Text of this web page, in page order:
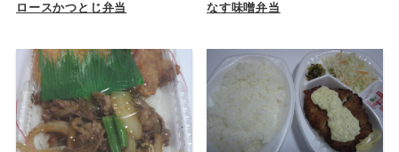
ロースかつとじ弁当 なす味噌弁当